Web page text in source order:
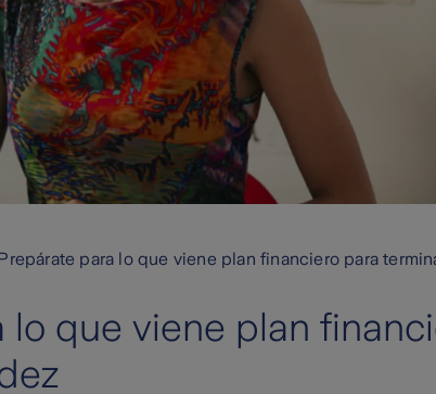
para lo que viene plan financiero para
lo que viene plan